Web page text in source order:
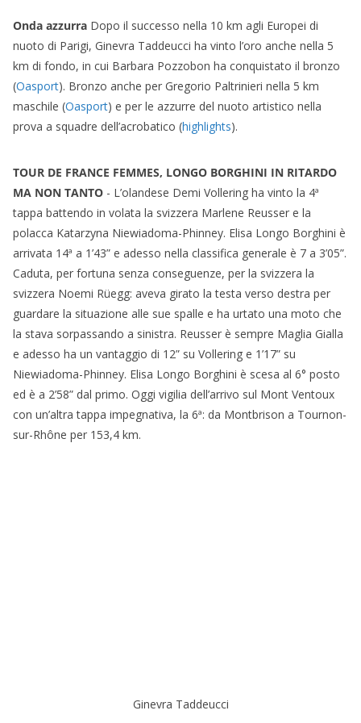
Onda azzurra Dopo il successo nella 10 km agli Europei di
nuoto di Parigi, Ginevra Taddeucci ha vinto l’oro anche nella 5
km di fondo, in cui Barbara Pozzobon ha conquistato il bronzo
(Oasport). Bronzo anche per Gregorio Paltrinieri nella 5 km
maschile (Oasport) e per le azzurre del nuoto artistico nella
prova a squadre dell’acrobatico (highlights).
TOUR DE FRANCE FEMMES, LONGO BORGHINI IN RITARDO
MA NON TANTO - L’olandese Demi Vollering ha vinto la 4ª
tappa battendo in volata la svizzera Marlene Reusser e la
polacca Katarzyna Niewiadoma-Phinney. Elisa Longo Borghini è
arrivata 14ª a 1’43” e adesso nella classifica generale è 7 a 3’05”.
Caduta, per fortuna senza conseguenze, per la svizzera la
svizzera Noemi Rüegg: aveva girato la testa verso destra per
guardare la situazione alle sue spalle e ha urtato una moto che
la stava sorpassando a sinistra. Reusser è sempre Maglia Gialla
e adesso ha un vantaggio di 12” su Vollering e 1’17” su
Niewiadoma-Phinney. Elisa Longo Borghini è scesa al 6° posto
ed è a 2’58” dal primo. Oggi vigilia dell’arrivo sul Mont Ventoux
con un’altra tappa impegnativa, la 6ª: da Montbrison a Tournon-
sur-Rhône per 153,4 km.
Ginevra Taddeucci